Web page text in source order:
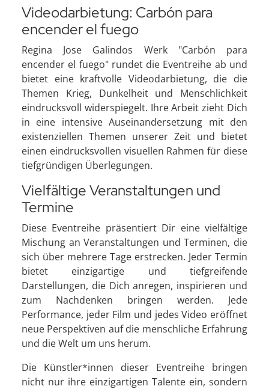
Videodarbietung: Carbón para
encender el fuego
Regina Jose Galindos Werk "Carbón para
encender el fuego" rundet die Eventreihe ab und
bietet eine kraftvolle Videodarbietung, die die
Themen Krieg, Dunkelheit und Menschlichkeit
eindrucksvoll widerspiegelt. Ihre Arbeit zieht Dich
in eine intensive Auseinandersetzung mit den
existenziellen Themen unserer Zeit und bietet
einen eindrucksvollen visuellen Rahmen für diese
tiefgründigen Überlegungen.
Vielfältige Veranstaltungen und
Termine
Diese Eventreihe präsentiert Dir eine vielfältige
Mischung an Veranstaltungen und Terminen, die
sich über mehrere Tage erstrecken. Jeder Termin
bietet einzigartige und tiefgreifende
Darstellungen, die Dich anregen, inspirieren und
zum Nachdenken bringen werden. Jede
Performance, jeder Film und jedes Video eröffnet
neue Perspektiven auf die menschliche Erfahrung
und die Welt um uns herum.
Die Künstler*innen dieser Eventreihe bringen
nicht nur ihre einzigartigen Talente ein, sondern